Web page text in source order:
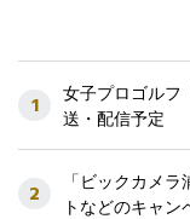
1
女子プロゴルフ
送・配信予定
2
「ビックカメ
トなどのキャン